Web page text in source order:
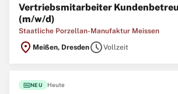
Vertriebsmitarbeiter
(m/w/d)
Staatliche Porzellan-Manufaktur Meissen
location_on Meißen, DresdenscheduleVollzeit
fiber_newNEU Heute